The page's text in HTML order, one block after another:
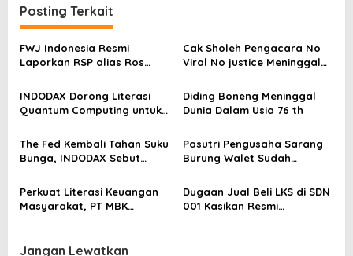
i
p
o
Posting Terkait
FWJ Indonesia Resmi
Laporkan RSP alias Ros
Cak Sholeh Pengacara No
Viral No justice Meninggal
INDODAX Dorong Literasi
Quantum Computing untuk
Blockchain
Diding Boneng Meninggal
Dunia Dalam Usia 76 th
The Fed Kembali Tahan Suku
Bunga, INDODAX Sebut
Sentimen Pasar
Pasutri Pengusaha Sarang
Burung Walet Sudah
Pelapor Desak Polda Jambi
Segera Lakukan Penahanan
Perkuat Literasi Keuangan
Masyarakat, PT MBK
Dugaan Jual Beli LKS di SDN
001 Kasikan Resmi
Jangan Lewatkan